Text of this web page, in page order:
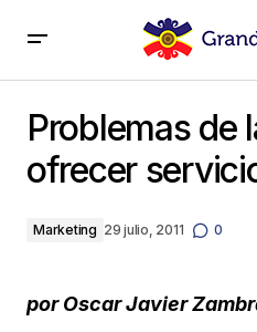
Problemas de
ofrecer
Marketing 29 julio, 2011 0
por Oscar Javier